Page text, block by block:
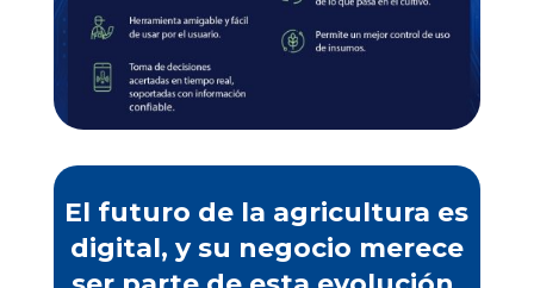
El futuro de la agricultura es
digital, y su negocio merece